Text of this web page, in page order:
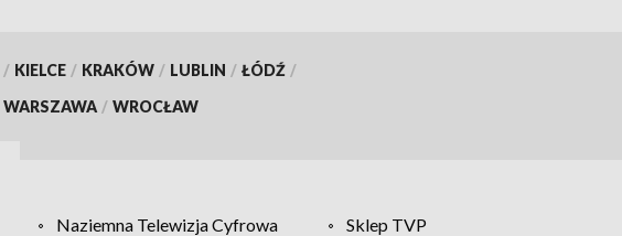
/ KIELCE / KRAKÓW / LUBLIN / ŁÓDŹ /
WARSZAWA / WROCŁAW
Naziemna Telewizja Cyfrowa
Sklep TVP